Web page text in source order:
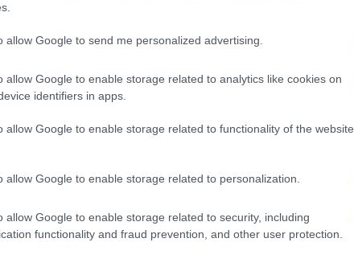
allow Google to send me personalized advertising.
allow Google to enable storage related to analytics like cookies on
identifiers in apps.
allow Google to enable storage related to functionality of the website
allow Google to enable storage related to personalization.
allow Google to enable storage related to security, including
functionality and fraud prevention, and other user protection.
i tuoi video e le tue foto
+39 345 356 7512
news daGoogle News